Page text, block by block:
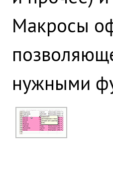
Макросы
нужными